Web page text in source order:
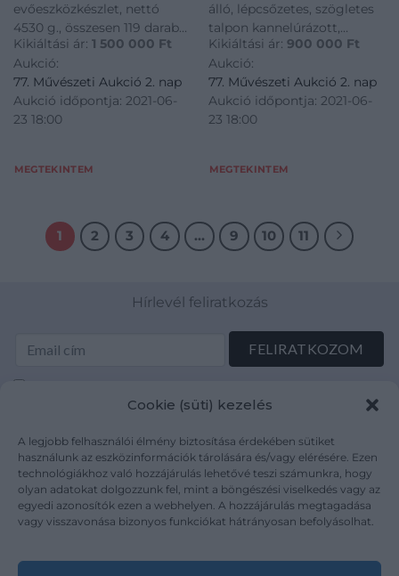
Cookie (süti) kezelés
A legjobb felhasználói élmény biztosítása érdekében sütiket
használunk az eszközinformációk tárolására és/vagy elérésére. Ezen
technológiákhoz való hozzájárulás lehetővé teszi számunkra, hogy
olyan adatokat dolgozzunk fel, mint a böngészési viselkedés vagy az
egyedi azonosítók ezen a webhelyen. A hozzájárulás megtagadása
vagy visszavonása bizonyos funkciókat hátrányosan befolyásolhat.
evőeszközkészlet, nettó
4530 g., összesen 119 darab
evőeszköz angol fazonban.
12 db evőkanál, 12-12 db villa
és kés, 12-12 db süteményes
villa és kés, 12-12 db
gyümölcsvilla és kés
Kikiáltási ár: 1 500 000 Ft
Aukció:
77. Művészeti Aukció 2. nap
Aukció időpontja: 2021-06-
23 18:00
MEGTEKINTEM
álló, lépcsőzetes, szögletes
talpon kannelúrázott,
szétcsavarható szár. Rajta
domborított, poncolt és
cizellált, váza formájú
gyertyatartó Bacchus
szimbólumaival: kosfejek,
Kikiáltási ár: 900 000 Ft
Aukció:
77. Művészeti Aukció 2. nap
Aukció időpontja: 2021-06-
23 18:00
MEGTEKINTEM
1 2 3 4 … 9 10 11
Hírlevél feliratkozás
mutargy.com/adatkezelesi-tajekoztato/
Rólunk
Médiaajánlat
Karrier
Kapcsolat
Áraink
ÁSZF
Adatvédelem
Impresszum